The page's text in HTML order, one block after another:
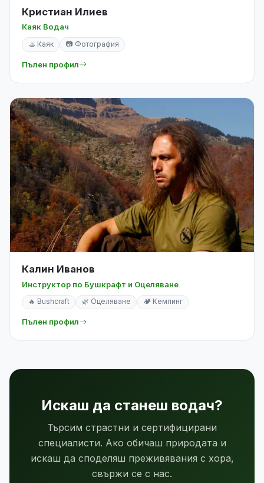
Кристиан Илиев
Каяк Водач
🚣 Каяк 📷 Фотография
Пълен профил
Калин Иванов
Инструктор по Бушкрафт и Оцеляване
🔥 Bushcraft 🌿 Оцеляване 🏕️ Кемпинг
Пълен профил
Искаш да станеш водач?
Търсим страстни и сертифицирани
специалисти. Ако обичаш природата и
искаш да споделяш преживявания с хора,
свържи се с нас.